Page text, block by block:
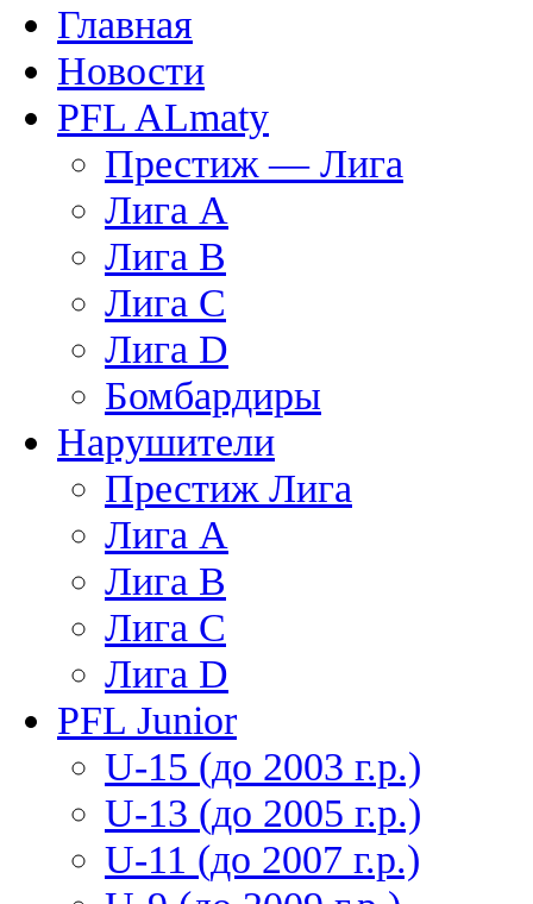
Главная
Новости
PFL ALmaty
Престиж — Лига
Лига A
Лига B
Лига C
Лига D
Бомбардиры
Нарушители
Престиж Лига
Лига А
Лига В
Лига С
Лига D
PFL Junior
U-15 (до 2003 г.р.)
U-13 (до 2005 г.р.)
U-11 (до 2007 г.р.)